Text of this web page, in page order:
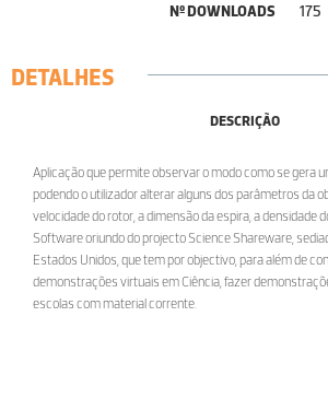
Nº DOWNLOADS 175
DETALHES
DESCRIÇÃO
Aplicação que permite observar o modo como se gera
podendo o utilizador alterar alguns dos parâmetros da
velocidade do rotor, a dimensão da espira, a densidade
Software oriundo do projecto Science Shareware,
Estados Unidos, que tem por objectivo, para além de
demonstrações virtuais em Ciência, fazer
escolas com material corrente.